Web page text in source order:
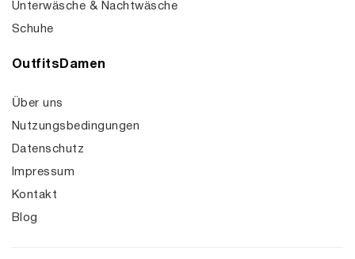
Unterwäsche & Nachtwäsche
Schuhe
OutfitsDamen
Über uns
Nutzungsbedingungen
Datenschutz
Impressum
Kontakt
Blog